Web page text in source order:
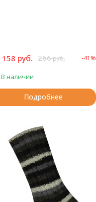
158 руб. 266руб. -41%
В наличии
Подробнее